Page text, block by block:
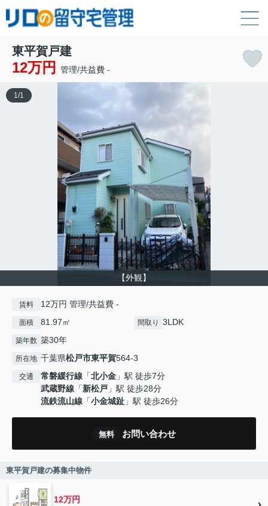
東平賀戸建
12万円 管理/共益費 -
【外観】
1 /1
賃料 12万円 管理/共益費 -
面積 81.97㎡ 間取り 3LDK
築年数 築30年
所在地 千葉県松戸市東平賀564-3
交通 常磐緩行線 「北小金 」駅 徒歩7分
武蔵野線 「新松戸 」駅 徒歩28分
流鉄流山線 「小金城趾 」駅 徒歩26分
無料 お問い合わせ
東平賀戸建の募集中物件
12万円